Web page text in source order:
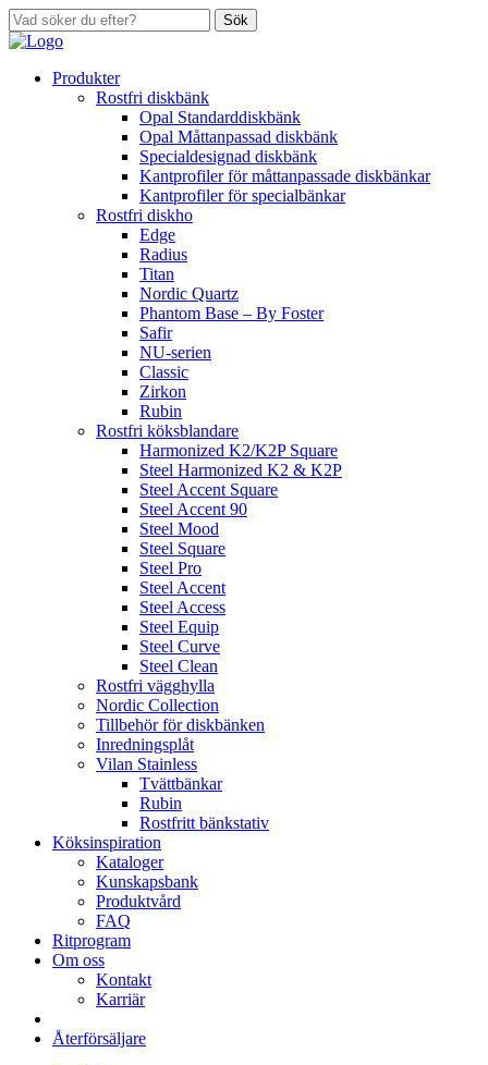
Sök
Produkter
Rostfri diskbänk
Opal Standarddiskbänk
Opal Måttanpassad diskbänk
Specialdesignad diskbänk
Kantprofiler för måttanpassade diskbänkar
Kantprofiler för specialbänkar
Rostfri diskho
Edge
Radius
Titan
Nordic Quartz
Phantom Base – By Foster
Safir
NU-serien
Classic
Zirkon
Rubin
Rostfri köksblandare
Harmonized K2/K2P Square
Steel Harmonized K2 & K2P
Steel Accent Square
Steel Accent 90
Steel Mood
Steel Square
Steel Pro
Steel Accent
Steel Access
Steel Equip
Steel Curve
Steel Clean
Rostfri vägghylla
Nordic Collection
Tillbehör för diskbänken
Inredningsplåt
Vilan Stainless
Tvättbänkar
Rubin
Rostfritt bänkstativ
Köksinspiration
Kataloger
Kunskapsbank
Produktvård
FAQ
Ritprogram
Om oss
Kontakt
Karriär
Återförsäljare